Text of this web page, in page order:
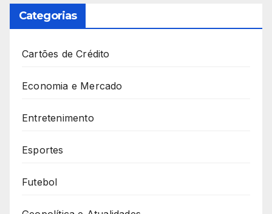
Categorias
Cartões de Crédito
Economia e Mercado
Entretenimento
Esportes
Futebol